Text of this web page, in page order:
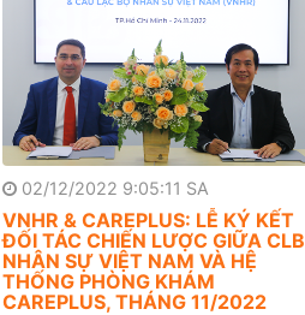
02/12/2022 9:05:11 SA
VNHR & CAREPLUS: LỄ KÝ KẾT
ĐỐI TÁC CHIẾN LƯỢC GIỮA CLB
NHÂN SỰ VIỆT NAM VÀ HỆ
THỐNG PHÒNG KHÁM
CAREPLUS, THÁNG 11/2022